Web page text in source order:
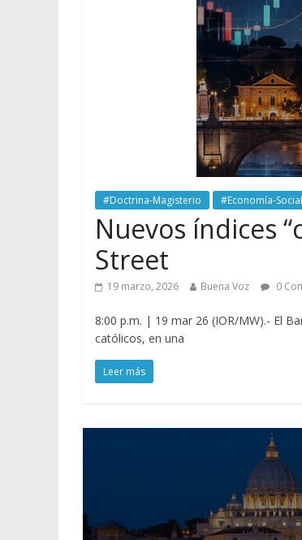
#Doctrina-Magisterio #Economía-Social
Nuevos índices
Street
19 marzo, 2026 Buena Voz 0
8:00 p.m. | 19 mar 26 (IOR/MW).- El
católicos, en una
Leer más